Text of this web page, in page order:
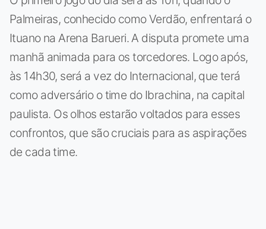
Palmeiras, conhecido como Verdão, enfrentará o
Ituano na Arena Barueri. A disputa promete uma
manhã animada para os torcedores. Logo após,
às 14h30, será a vez do Internacional, que terá
como adversário o time do Ibrachina, na capital
paulista. Os olhos estarão voltados para esses
confrontos, que são cruciais para as aspirações
de cada time.